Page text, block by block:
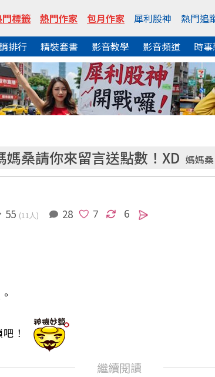
標籤 熱門作家 包月作家 犀利股神
熱門追
排行 精裝套書 影音教學 影音頻道 時
桑請你來留言送點數！XD 媽媽桑
55 (11人) 28 6
！